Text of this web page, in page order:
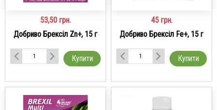
53,50 грн.
Добриво Брексіл Zn+, 15 г
Купити
45 грн.
Добриво Брексіл Fe+, 15 г
Купити